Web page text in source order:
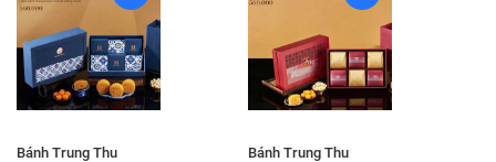
Bánh Trung Thu
Bánh Trung Thu